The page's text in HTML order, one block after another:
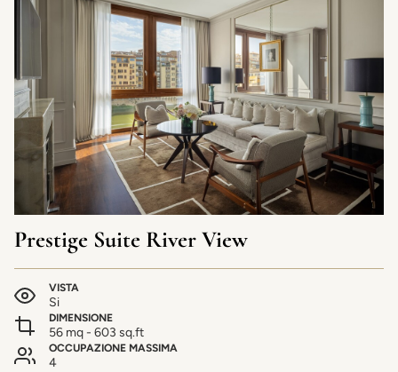
Prestige Suite River View
VISTA
Si
DIMENSIONE
56 mq - 603 sq.ft
OCCUPAZIONE MASSIMA
4